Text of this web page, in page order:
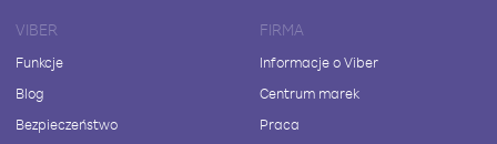
VIBER
Funkcje
Blog
Bezpieczeństwo
FIRMA
Informacje o Viber
Centrum marek
Praca